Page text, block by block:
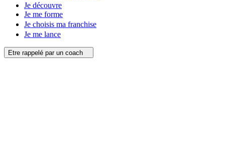
Je découvre
Je me forme
Je choisis ma franchise
Je me lance
Etre rappelé par un coach